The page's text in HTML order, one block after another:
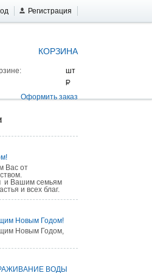
Регистрация
КОРЗИНА
Оформить заказ
Вас от
Вашим семьям
и всех благ.
Новым Годом!
Новым Годом,
ВОДЫ